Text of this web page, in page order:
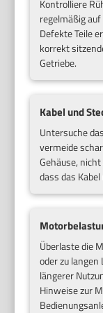
Kontrolliere
regelmäßig
Defekte Teile
korrekt
Getriebe.
Kabel und
Untersuche
vermeide
Gehäuse,
dass das
Überlaste die
oder zu
längerer
Hinweise zur